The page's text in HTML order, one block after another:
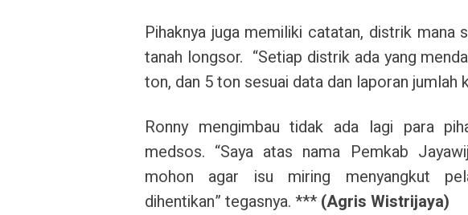
Pihaknya juga memiliki catatan, distrik mana
tanah longsor. “Setiap distrik ada yang
ton, dan 5 ton sesuai data dan laporan jumlah
Ronny mengimbau tidak ada lagi para
medsos. “Saya atas nama Pemkab
mohon agar isu miring menyangkut
dihentikan” tegasnya. *** (Agris Wistrijaya)